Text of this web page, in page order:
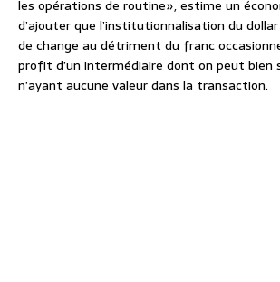
les opérations de routine», estime un
d’ajouter que l’institutionnalisation du
de change au détriment du franc
profit d’un intermédiaire dont on peut bien
n’ayant aucune valeur dans la transaction.